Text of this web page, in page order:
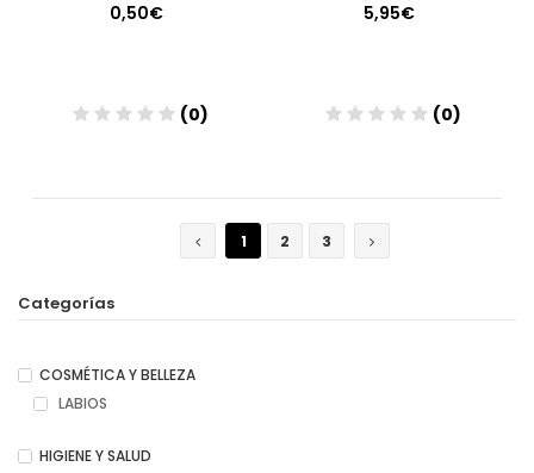
0,50€
(0)
5,95€
(0)
1
2 3
Categorías
COSMÉTICA Y BELLEZA
LABIOS
HIGIENE Y SALUD